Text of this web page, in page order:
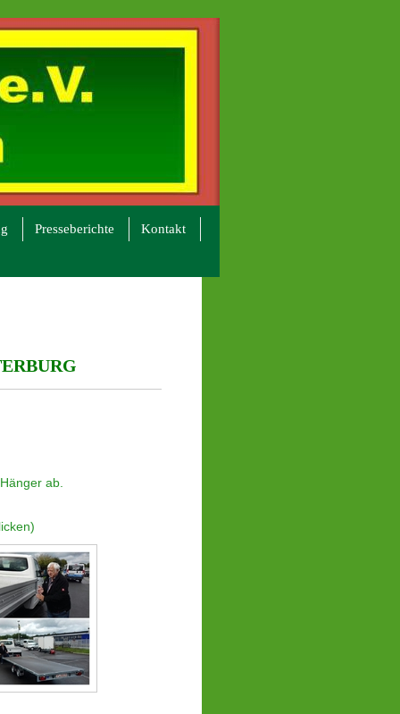
Presseberichte Kontakt
ab.